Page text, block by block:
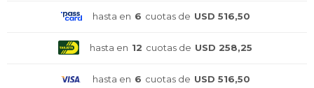
hasta en 6 cuotas de USD 516,50
hasta en 12 cuotas de USD 258,25
hasta en 6 cuotas de USD 516,50